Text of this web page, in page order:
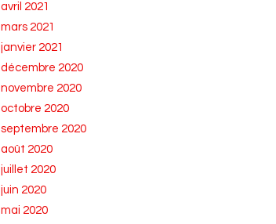
avril 2021
mars 2021
janvier 2021
décembre 2020
novembre 2020
octobre 2020
septembre 2020
août 2020
juillet 2020
juin 2020
mai 2020